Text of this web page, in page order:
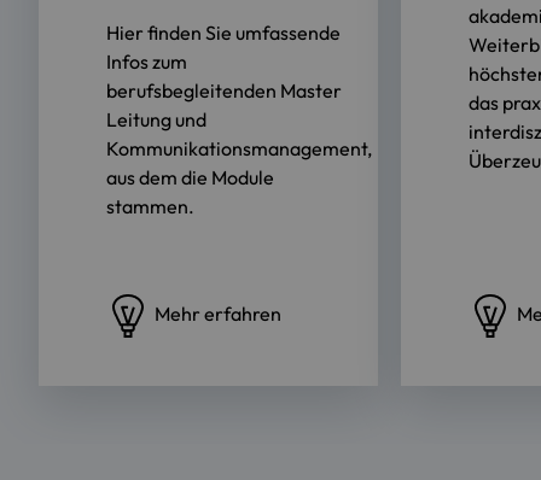
Hier finden Sie umfassende
Infos zum
berufsbegleitenden Master
Leitung und
Kommunikationsmanagement,
aus dem die Module
stammen.
Mehr erfahren
das